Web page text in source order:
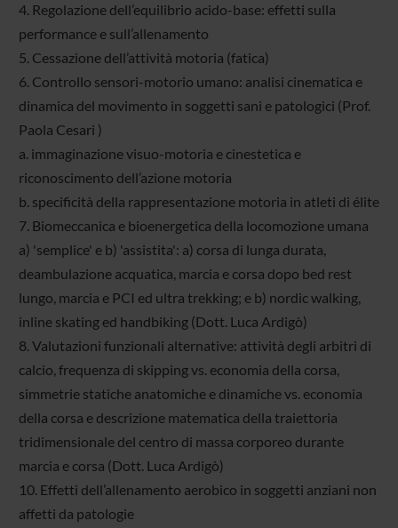
4. Regolazione dell’equilibrio acido-base: effetti sulla
performance e sull’allenamento
5. Cessazione dell’attività motoria (fatica)
6. Controllo sensori-motorio umano: analisi cinematica e
dinamica del movimento in soggetti sani e patologici (Prof.
Paola Cesari )
a. immaginazione visuo-motoria e cinestetica e
riconoscimento dell’azione motoria
b. specificità della rappresentazione motoria in atleti di élite
7. Biomeccanica e bioenergetica della locomozione umana
a) 'semplice' e b) 'assistita': a) corsa di lunga durata,
deambulazione acquatica, marcia e corsa dopo bed rest
lungo, marcia e PCI ed ultra trekking; e b) nordic walking,
inline skating ed handbiking (Dott. Luca Ardigò)
8. Valutazioni funzionali alternative: attività degli arbitri di
calcio, frequenza di skipping vs. economia della corsa,
simmetrie statiche anatomiche e dinamiche vs. economia
della corsa e descrizione matematica della traiettoria
tridimensionale del centro di massa corporeo durante
marcia e corsa (Dott. Luca Ardigò)
10. Effetti dell’allenamento aerobico in soggetti anziani non
affetti da patologie